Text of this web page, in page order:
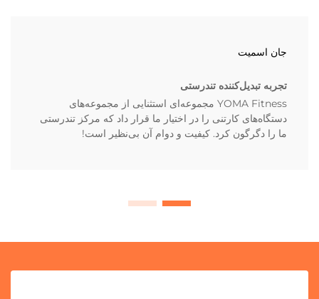
جان اسمیت
تجربه تبدیل‌کننده تندرستی
YOMA Fitness مجموعه‌ای استثنایی از مجموعه‌های
دستگاه‌های کارتنی را در اختیار ما قرار داد که مرکز تندرستی
ما را دگرگون کرد. کیفیت و دوام آن بی‌نظیر است!